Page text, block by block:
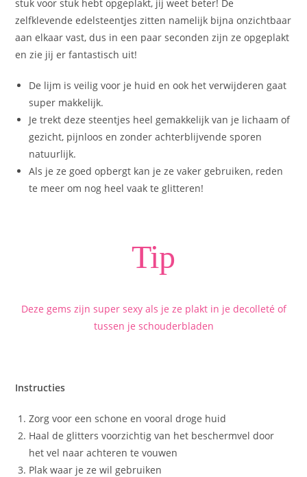
stuk voor stuk hebt opgeplakt, jij weet beter! De
zelfklevende edelsteentjes zitten namelijk bijna onzichtbaar
aan elkaar vast, dus in een paar seconden zijn ze opgeplakt
en zie jij er fantastisch uit!
De lijm is veilig voor je huid en ook het verwijderen gaat
super makkelijk.
Je trekt deze steentjes heel gemakkelijk van je lichaam of
gezicht, pijnloos en zonder achterblijvende sporen
natuurlijk.
Als je ze goed opbergt kan je ze vaker gebruiken, reden
te meer om nog heel vaak te glitteren!
Tip
Deze gems zijn super sexy als je ze plakt in je decolleté of
tussen je schouderbladen
Instructies
Zorg voor een schone en vooral droge huid
Haal de glitters voorzichtig van het beschermvel door
het vel naar achteren te vouwen
Plak waar je ze wil gebruiken